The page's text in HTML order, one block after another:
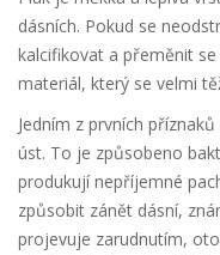
dásních. Pokud se
kalcifikovat a přeměnit
materiál, který se velmi
Jedním z prvních
úst. To je způsobeno
produkují nepříjemné
způsobit zánět dásní,
projevuje zarudnutím,